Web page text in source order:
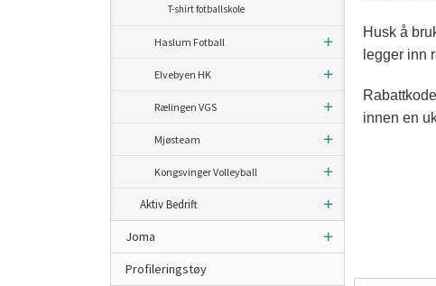
Husk å
legger inn
innen en
T-shirt fotballskole
Haslum Fotball
Elvebyen HK
Rælingen VGS
Mjøsteam
Kongsvinger Volleyball
Aktiv Bedrift
Joma
Profileringstøy